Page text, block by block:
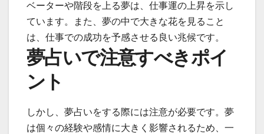
ベーターや階段を上る夢は、仕事運の上昇を示し
ています。また、夢の中で大きな花を見ること
は、仕事での成功を予感させる良い兆候です。
夢占いで注意すべきポイ
ント
しかし、夢占いをする際には注意が必要です。夢
は個々の経験や感情に大きく影響されるため、一